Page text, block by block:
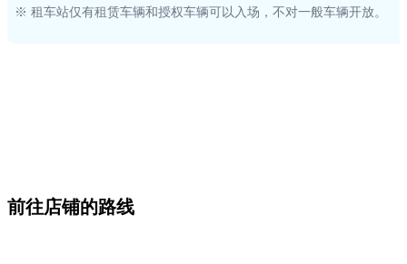
※ 租车站仅有租赁车辆和授权车辆可以入场，不对一般车辆开放。
前往店铺的路线